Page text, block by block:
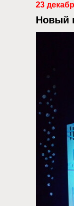
23
Новый